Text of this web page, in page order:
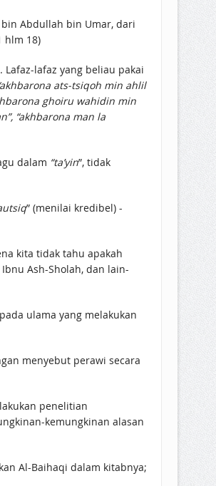
Abdullah bin Umar, dari
hlm 18)
lafaz yang beliau pakai
ats-tsiqoh min ahlil
ghoiru wahidin min
“akhbarona man la
dalam “ta’yin”, tidak
” (menilai kredibel) -
kita tidak tahu apakah
Ash-Sholah, dan lain-
ulama yang melakukan
menyebut perawi secara
penelitian
kemungkinan alasan
Al-Baihaqi dalam kitabnya;